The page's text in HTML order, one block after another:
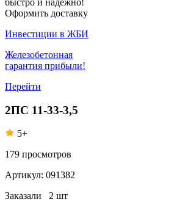
Оформить доставку
Инвестиции в ЖБИ
Железобетонная
гарантия прибыли!
Перейти
2ПС 11-33-3,5
5+
179 просмотров
Артикул: 091382
Заказали 2 шт